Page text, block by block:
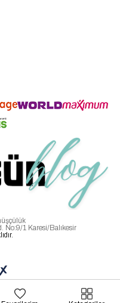
No:9/1 Karesi/Balıkesir